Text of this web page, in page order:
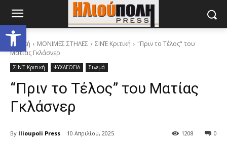
Ανοίξτε τη γραμμή εργαλείων
Αρχική ΜΟΝΙΜΕΣ ΣΤΗΛΕΣ ΣΙΝΈ Κριτική
"Πριν το Τέλος" του
Ματίας Γκλάσνερ
ΣΙΝΈ Κριτική ΨΥΧΑΓΩΓΙΑ Σινεμά
“Πριν το Τέλος” του Ματίας
Γκλάσνερ
By Ilioupoli Press 10 Απριλίου, 2025 0
1208